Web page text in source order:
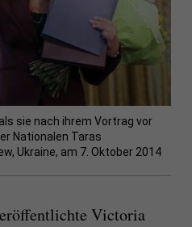
sie nach ihrem Vortrag vor
Nationalen Taras
Ukraine, am 7. Oktober 2014
Victoria